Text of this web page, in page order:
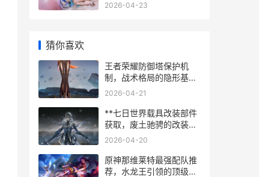
2026-04-23
猜你喜欢
王者荣耀防御塔保护机
制，战术格局的隐形基
石，副标题，前期对线的
2026-04-21
**七日世界载具改装部件
获取，废土驰骋的改装之
道，副标题，从零件到钢
2026-04-20
原神那维莱特最强配队推
荐，水龙王引领的顶级阵